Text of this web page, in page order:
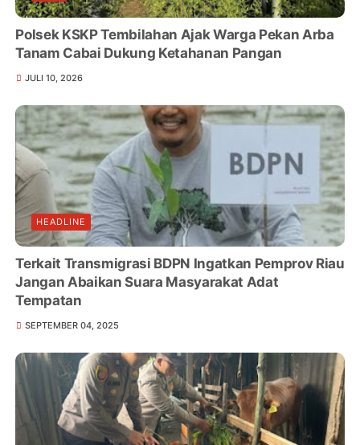
Polsek KSKP Tembilahan Ajak Warga Pekan Arba
Tanam Cabai Dukung Ketahanan Pangan
JULI 10, 2026
HEADLINE
Terkait Transmigrasi BDPN Ingatkan Pemprov Riau
Jangan Abaikan Suara Masyarakat Adat
Tempatan
SEPTEMBER 04, 2025